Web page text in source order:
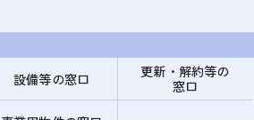
設備等の窓口
更新・解約等の
窓口